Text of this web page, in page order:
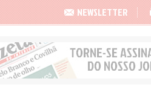
NEWSLETTER